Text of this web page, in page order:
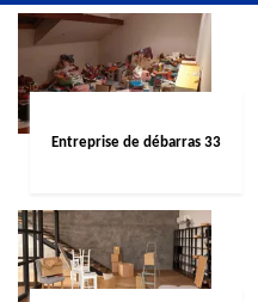
Entreprise de débarras 33